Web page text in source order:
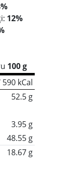
12%
100 g
kCal
52.5 g
3.95 g
48.55 g
18.67 g